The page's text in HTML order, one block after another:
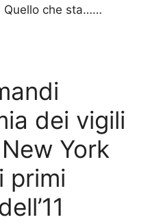
Quello che sta……
dei vigili
York
primi